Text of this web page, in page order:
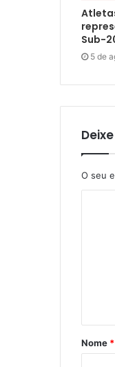
Sub-
5 de
O seu
Nome *